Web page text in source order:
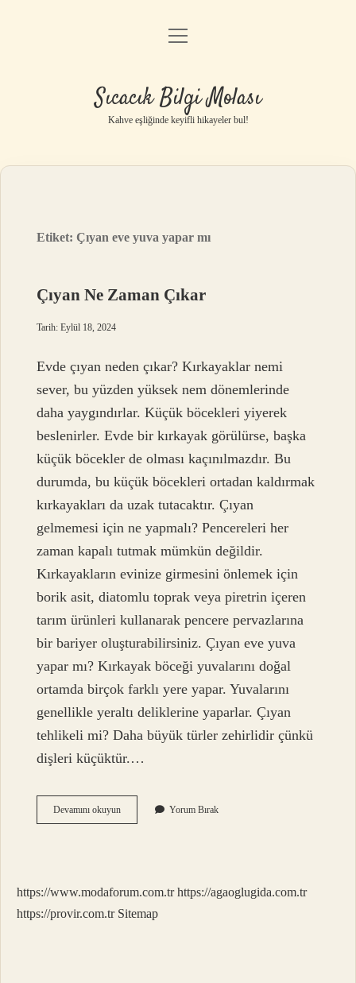
Anasayfa
Yasal Uyarı
menüyü
Sıcacık Bilgi Molası
Kahve eşliğinde keyifli hikayeler bul!
Etiket:Çıyan eve yuva yapar mı
Çıyan Ne Zaman Çıkar
Tarih: Eylül 18, 2024
Evde çıyan neden çıkar? Kırkayaklar nemi
sever, bu yüzden yüksek nem dönemlerinde
daha yaygındırlar. Küçük böcekleri yiyerek
beslenirler. Evde bir kırkayak görülürse, başka
küçük böcekler de olması kaçınılmazdır. Bu
durumda, bu küçük böcekleri ortadan kaldırmak
kırkayakları da uzak tutacaktır. Çıyan
gelmemesi için ne yapmalı? Pencereleri her
zaman kapalı tutmak mümkün değildir.
Kırkayakların evinize girmesini önlemek için
borik asit, diatomlu toprak veya piretrin içeren
tarım ürünleri kullanarak pencere pervazlarına
bir bariyer oluşturabilirsiniz. Çıyan eve yuva
yapar mı? Kırkayak böceği yuvalarını doğal
ortamda birçok farklı yere yapar. Yuvalarını
genellikle yeraltı deliklerine yaparlar. Çıyan
tehlikeli mi? Daha büyük türler zehirlidir çünkü
dişleri küçüktür.…
Devamını okuyunÇıyan
Ne
Yorum Bırak
https://www.modaforum.com.tr https://agaoglugida.com.tr
https://provir.com.tr Sitemap